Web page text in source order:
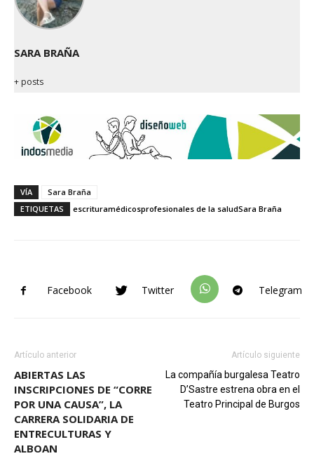
SARA BRAÑA
+ posts
VÍA
Sara Braña
ETIQUETAS
escrituramédicosprofesionales de la saludSara Braña
Facebook Twitter Telegram
Artículo anterior
ABIERTAS LAS
INSCRIPCIONES DE “CORRE
POR UNA CAUSA”, LA
CARRERA SOLIDARIA DE
ENTRECULTURAS Y
ALBOAN
Artículo siguiente
La compañía burgalesa Teatro
D’Sastre estrena obra en el
Teatro Principal de Burgos